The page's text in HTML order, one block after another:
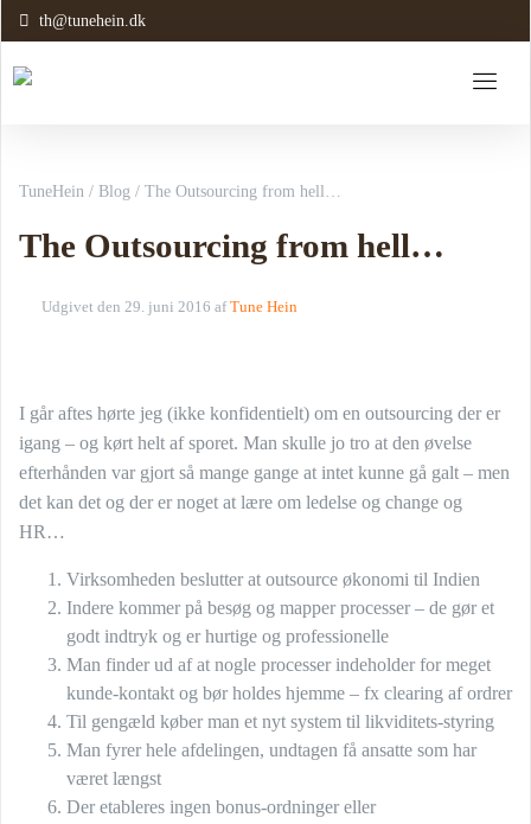
th@tunehein.dk
TuneHein / Blog / The Outsourcing from hell…
The Outsourcing from hell…
Udgivet den 29. juni 2016 af Tune Hein
I går aftes hørte jeg (ikke konfidentielt) om en outsourcing der er
igang – og kørt helt af sporet. Man skulle jo tro at den øvelse
efterhånden var gjort så mange gange at intet kunne gå galt – men
det kan det og der er noget at lære om ledelse og change og
HR…
Virksomheden beslutter at outsource økonomi til Indien
Indere kommer på besøg og mapper processer – de gør et
godt indtryk og er hurtige og professionelle
Man finder ud af at nogle processer indeholder for meget
kunde-kontakt og bør holdes hjemme – fx clearing af ordrer
Til gengæld køber man et nyt system til likviditets-styring
Man fyrer hele afdelingen, undtagen få ansatte som har
været længst
Der etableres ingen bonus-ordninger eller